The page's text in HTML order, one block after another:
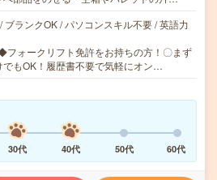
ブランクOK / パソコンスキル不要 / 英語力
ォークリフト免許をお持ちの方！〇まず
でもOK！履歴書不要で気軽にオン…
30代 40代 50代 60代